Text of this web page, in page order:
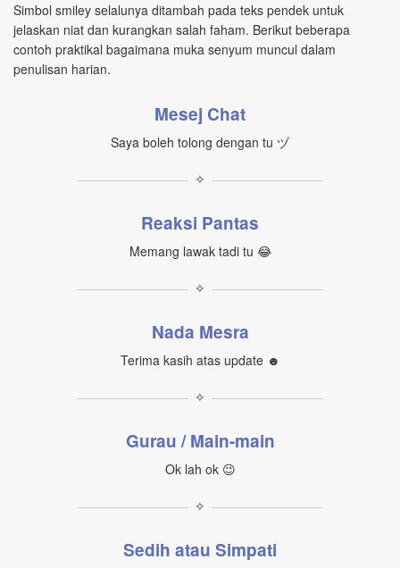
Simbol smiley selalunya ditambah pada teks pendek untuk
jelaskan niat dan kurangkan salah faham. Berikut beberapa
contoh praktikal bagaimana muka senyum muncul dalam
penulisan harian.
Mesej Chat
Saya boleh tolong dengan tu ヅ
✧
Reaksi Pantas
Memang lawak tadi tu 😂
✧
Nada Mesra
Terima kasih atas update ☻
✧
Gurau / Main-main
Ok lah ok 😉
✧
Sedih atau Simpati